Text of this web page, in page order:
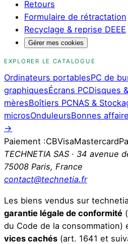
Retours
Formulaire de rétractation
Recyclage & reprise DEEE
Gérer mes cookies
EXPLORER LE CATALOGUE
Ordinateurs portablesPC de
graphiquesÉcrans PCDisques
mèresBoîtiers PCNAS &
microsOnduleursBonnes
→
Paiement :CBVisaMastercard
TECHNETIA SAS · 34 avenue
75008 Paris, France
contact@technetia.fr
Les biens vendus sur
garantie légale de conformité
du Code de la consommation)
vices cachés (art. 1641 et